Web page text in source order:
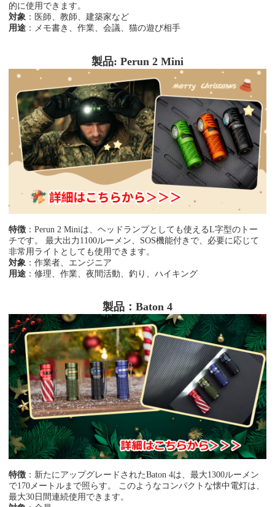
的に使用できます。
対象 ：医師、教師、建築家など
用途 ：メモ書き、作業、会議、猫の遊び相手
製品: Perun 2 Mini
特徴 ：Perun 2 Miniは、ヘッドランプとしても使えるL字型のトー
チです。 最大出力1100ルーメン、SOS機能付きで、必要に応じて
非常用ライトとしても使用できます。
対象 ：作業者、エンジニア
用途 ：修理、作業、夜間活動、釣り、ハイキング
製品：Baton 4
特徴 ：新たにアップグレードされたBaton 4は、最大1300ルーメン
で170メートルまで照らす。 このようなコンパクトな懐中電灯は、
最大30日間連続使用できます。